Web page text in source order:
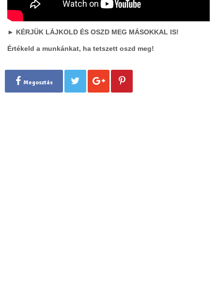
► KÉRJÜK LÁJKOLD ÉS OSZD MEG MÁSOKKAL IS!
Értékeld a munkánkat, ha tetszett oszd meg!
Megosztás